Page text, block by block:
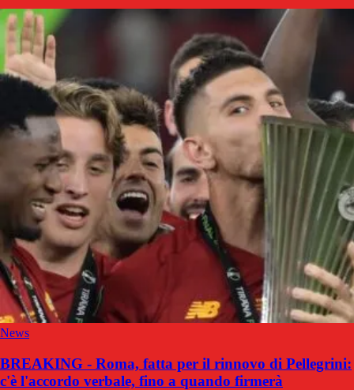
News
BREAKING - Roma, fatta per il rinnovo di Pellegrini:
c'è l'accordo verbale, fino a quando firmerà